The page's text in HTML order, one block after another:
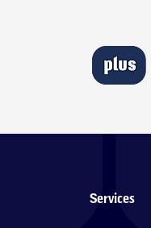
Services